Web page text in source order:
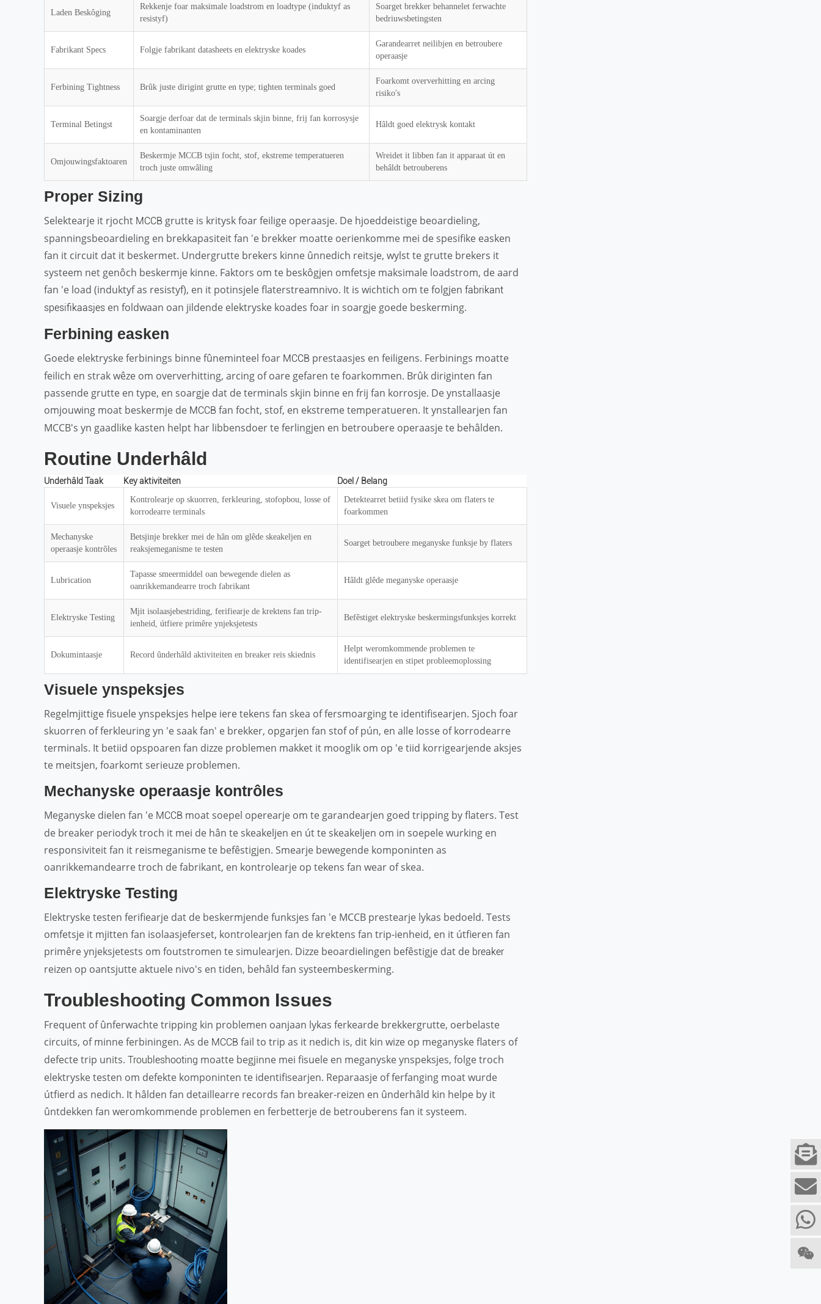
Laden Beskôging
Rekkenje foar maksimale loadstrom en loadtype (induktyf as
resistyf)
Soarget brekker behannelet ferwachte
bedriuwsbetingsten
Fabrikant Specs Folgje fabrikant datasheets en elektryske koades
Garandearret neilibjen en betroubere
operaasje
Ferbining Tightness Brûk juste dirigint grutte en type; tighten terminals goed
Foarkomt oververhitting en arcing
risiko's
Terminal Betingst
Soargje derfoar dat de terminals skjin binne, frij fan korrosysje
en kontaminanten
Hâldt goed elektrysk kontakt
Omjouwingsfaktoaren
Beskermje MCCB tsjin focht, stof, ekstreme temperatueren
troch juste omwâling
Wreidet it libben fan it apparaat út en
behâldt betrouberens
Proper Sizing
Selektearje it rjocht MCCB grutte is kritysk foar feilige operaasje. De hjoeddeistige beoardieling,
spanningsbeoardieling en brekkapasiteit fan 'e brekker moatte oerienkomme mei de spesifike easken
fan it circuit dat it beskermet. Undergrutte brekers kinne ûnnedich reitsje, wylst te grutte brekers it
systeem net genôch beskermje kinne. Faktors om te beskôgjen omfetsje maksimale loadstrom, de aard
fan 'e load (induktyf as resistyf), en it potinsjele flaterstreamnivo. It is wichtich om te folgjen fabrikant
spesifikaasjes en foldwaan oan jildende elektryske koades foar in soargje goede beskerming.
Ferbining easken
Goede elektryske ferbinings binne fûneminteel foar MCCB prestaasjes en feiligens. Ferbinings moatte
feilich en strak wêze om oververhitting, arcing of oare gefaren te foarkommen. Brûk diriginten fan
passende grutte en type, en soargje dat de terminals skjin binne en frij fan korrosje. De ynstallaasje
omjouwing moat beskermje de MCCB fan focht, stof, en ekstreme temperatueren. It ynstallearjen fan
MCCB's yn gaadlike kasten helpt har libbensdoer te ferlingjen en betroubere operaasje te behâlden.
Routine Underhâld
Underhâld Taak Key aktiviteiten Doel / Belang
Visuele ynspeksjes
Kontrolearje op skuorren, ferkleuring, stofopbou, losse of
korrodearre terminals
Detektearret betiid fysike skea om flaters te
foarkommen
Mechanyske
operaasje kontrôles
Betsjinje brekker mei de hân om glêde skeakeljen en
reaksjemeganisme te testen
Soarget betroubere meganyske funksje by flaters
Lubrication
Tapasse smeermiddel oan bewegende dielen as
oanrikkemandearre troch fabrikant
Hâldt glêde meganyske operaasje
Elektryske Testing
Mjit isolaasjebestriding, ferifiearje de krektens fan trip-
ienheid, útfiere primêre ynjeksjetests
Befêstiget elektryske beskermingsfunksjes korrekt
Dokumintaasje Record ûnderhâld aktiviteiten en breaker reis skiednis
Helpt weromkommende problemen te
identifisearjen en stipet probleemoplossing
Visuele ynspeksjes
Regelmjittige fisuele ynspeksjes helpe iere tekens fan skea of ​​fersmoarging te identifisearjen. Sjoch foar
skuorren of ferkleuring yn 'e saak fan' e brekker, opgarjen fan stof of pún, en alle losse of korrodearre
terminals. It betiid opspoaren fan dizze problemen makket it mooglik om op 'e tiid korrigearjende aksjes
te meitsjen, foarkomt serieuze problemen.
Mechanyske operaasje kontrôles
Meganyske dielen fan 'e MCCB moat soepel operearje om te garandearjen goed tripping by flaters. Test
de breaker periodyk troch it mei de hân te skeakeljen en út te skeakeljen om in soepele wurking en
responsiviteit fan it reismeganisme te befêstigjen. Smearje bewegende komponinten as
oanrikkemandearre troch de fabrikant, en kontrolearje op tekens fan wear of skea.
Elektryske Testing
Elektryske testen ferifiearje dat de beskermjende funksjes fan 'e MCCB prestearje lykas bedoeld. Tests
omfetsje it mjitten fan isolaasjeferset, kontrolearjen fan de krektens fan trip-ienheid, en it útfieren fan
primêre ynjeksjetests om foutstromen te simulearjen. Dizze beoardielingen befêstigje dat de breaker
reizen op oantsjutte aktuele nivo's en tiden, behâld fan systeembeskerming.
Troubleshooting Common Issues
Frequent of ûnferwachte tripping kin problemen oanjaan lykas ferkearde brekkergrutte, oerbelaste
circuits, of minne ferbiningen. As de MCCB fail to trip as it nedich is, dit kin wize op meganyske flaters of
defecte trip units. Troubleshooting moatte begjinne mei fisuele en meganyske ynspeksjes, folge troch
elektryske testen om defekte komponinten te identifisearjen. Reparaasje of ferfanging moat wurde
útfierd as nedich. It hâlden fan detaillearre records fan breaker-reizen en ûnderhâld kin helpe by it
ûntdekken fan weromkommende problemen en ferbetterje de betrouberens fan it systeem.